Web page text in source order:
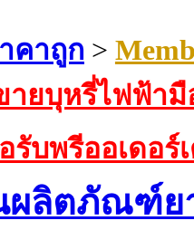
คาถูก >
ายบุหรี่ไฟฟ้ามื
บพรีออเดอร์
ผลิตภัณฑ์ย